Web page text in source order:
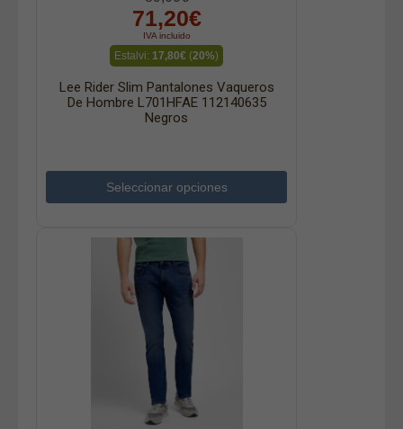
71,20€
IVA incluido
Estalvi: 17,80€ (20%)
Lee Rider Slim Pantalones Vaqueros
De Hombre L701HFAE 112140635
Negros
Seleccionar opciones